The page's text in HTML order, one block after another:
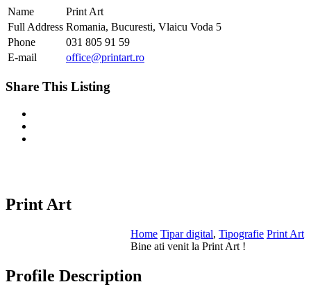
Name
Print Art
Full Address Romania, Bucuresti, Vlaicu Voda 5
Phone
031 805 91 59
E-mail
office@printart.ro
Share This Listing
Print Art
Home Tipar digital, Tipografie Print Art
Bine ati venit la Print Art !
Profile Description